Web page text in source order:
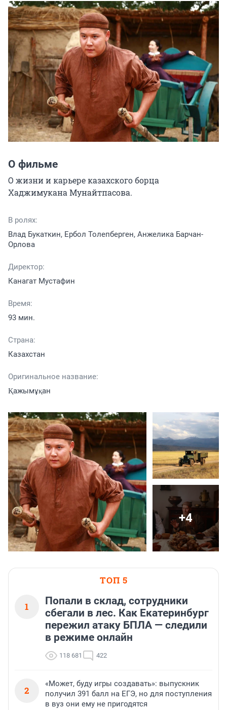
О фильме
О жизни и карьере казахского борца
Хаджимукана Мунайтпасова.
В ролях:
Влад Букаткин, Ербол Толепберген, Анжелика Барчан-
Орлова
Директор:
Канагат Мустафин
Время:
93 мин.
Страна:
Казахстан
Оригинальное название:
Қажымұқан
+4
ТОП 5
1
Попали в склад, сотрудники
сбегали в лес. Как Екатеринбург
пережил атаку БПЛА — следили
в режиме онлайн
118 681 422
2
«Может, буду игры создавать»: выпускник
получил 391 балл на ЕГЭ, но для поступления
в вуз они ему не пригодятся